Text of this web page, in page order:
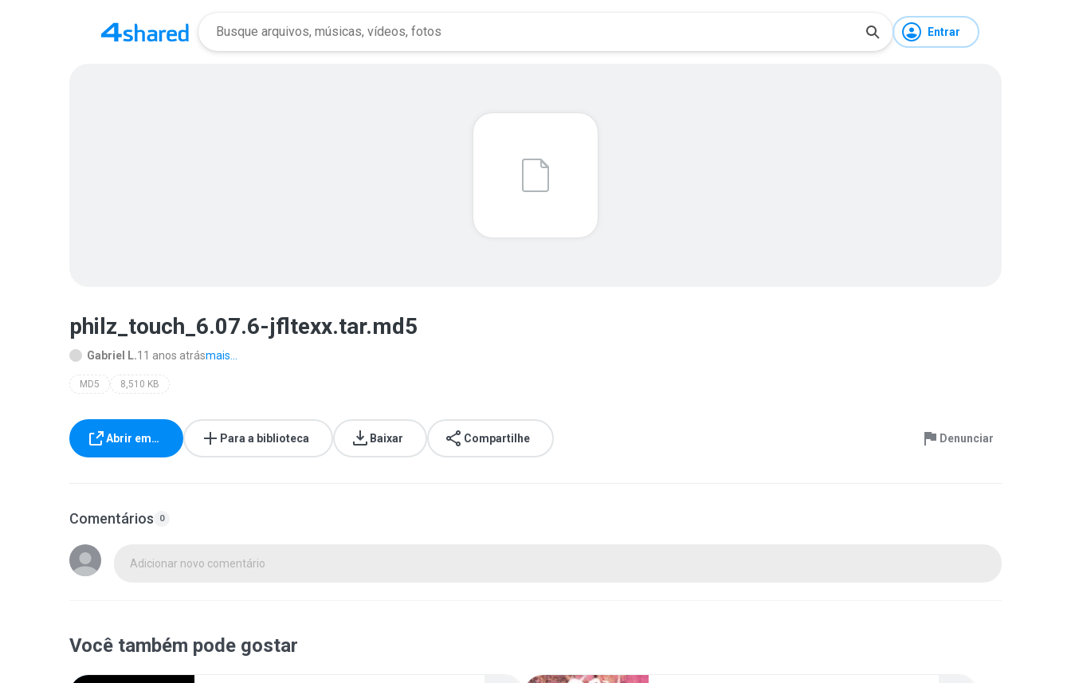
Entrar
philz_touch_6.07.6-jfltexx.tar.md5
Gabriel L.11 anos atrásmais...
MD5 8,510 KB
Abrir em… Para a biblioteca Baixar Compartilhe Denunciar
Comentários 0
Adicionar novo comentário
Você também pode gostar